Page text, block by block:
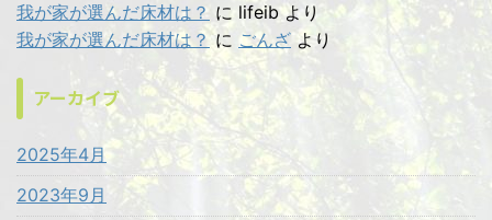
我が家が選んだ床材は？ に lifeibより
我が家が選んだ床材は？ に ごんざ より
アーカイブ
2025年4月
2023年9月